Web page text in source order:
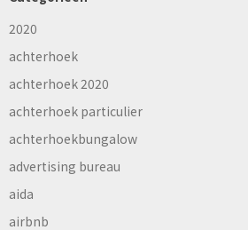
2020
achterhoek
achterhoek 2020
achterhoek particulier
achterhoekbungalow
advertising bureau
aida
airbnb